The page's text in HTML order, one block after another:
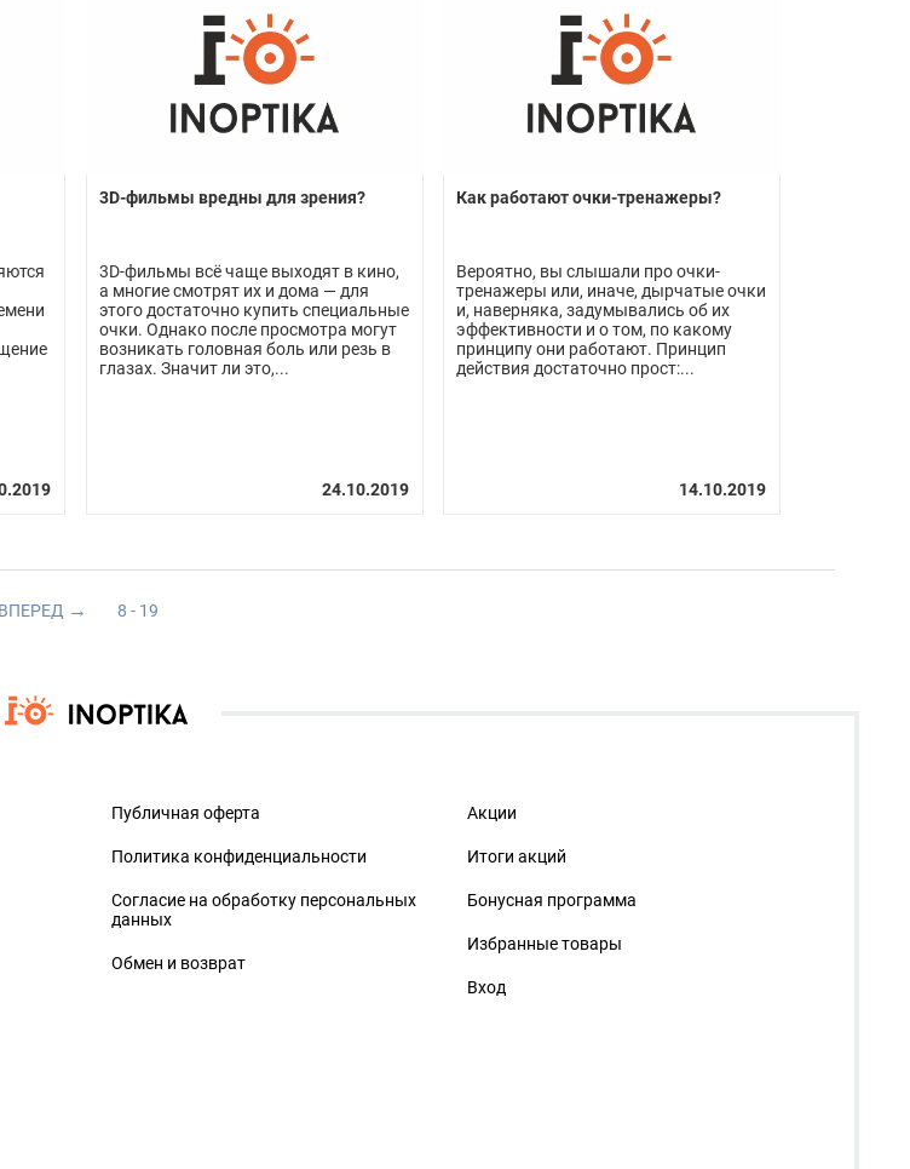
3D-фильмы вредны для зрения?
3D-фильмы всё чаще выходят в кино,
а многие смотрят их и дома — для
этого достаточно купить специальные
очки. Однако после просмотра могут
возникать головная боль или резь в
глазах. Значит ли это,...
Как работают очки-тренажеры?
Вероятно, вы слышали про очки-
тренажеры или, иначе, дырчатые очки
и, наверняка, задумывались об их
эффективности и о том, по какому
принципу они работают. Принцип
действия достаточно прост:...
ВПЕРЕД 8 - 19
Публичная оферта
Политика конфиденциальности
Согласие на обработку персональных
данных
Обмен и возврат
Акции
Итоги акций
Бонусная программа
Избранные товары
Вход